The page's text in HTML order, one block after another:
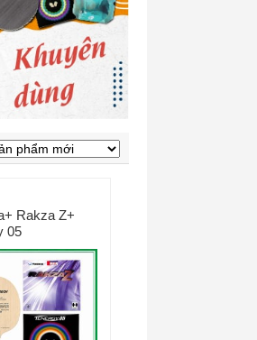
Rakza Z+
05